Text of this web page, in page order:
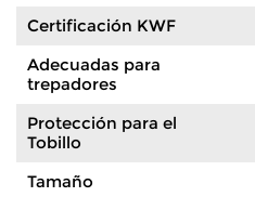
Certificación KWF
Adecuadas para
trepadores
Protección para el
Tobillo
Tamaño